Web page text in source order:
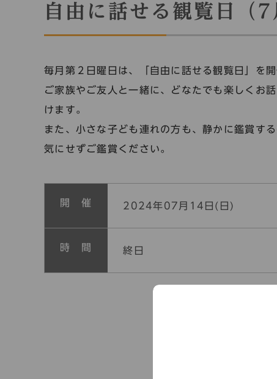
自由に話せる観覧日（7
毎月第２日曜日は、「自由に話せる観覧日」を開
ご家族やご友人と一緒に、どなたでも楽しくお
けます。
また、小さな子ども連れの方も、静かに鑑賞す
気にせずご鑑賞ください。
開 催 2024年07月14日(日)
時 間 終日